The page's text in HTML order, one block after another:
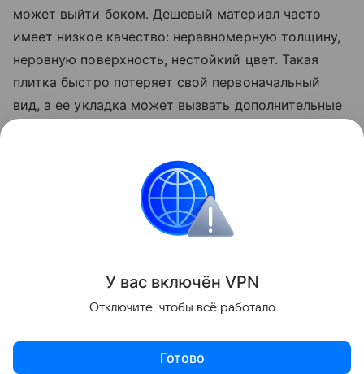
может выйти боком. Дешевый материал часто
имеет низкое качество: неравномерную толщину,
неровную поверхность, нестойкий цвет. Такая
плитка быстро потеряет свой первоначальный
вид, а ее укладка может вызвать дополнительные
производителя, чем потом жалеть о выброшенных
деньгах и переделывать ремонт.
У вас включён VPN
Отключите, чтобы всё работало
Готово